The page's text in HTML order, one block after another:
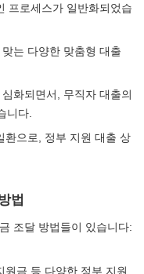
프로세스가 일반화되었습
는 다양한 맞춤형 대출
화되면서, 무직자 대출의
니다.
환으로, 정부 지원 대출 상
법
조달 방법들이 있습니다:
원금 등 다양한 정부 지원